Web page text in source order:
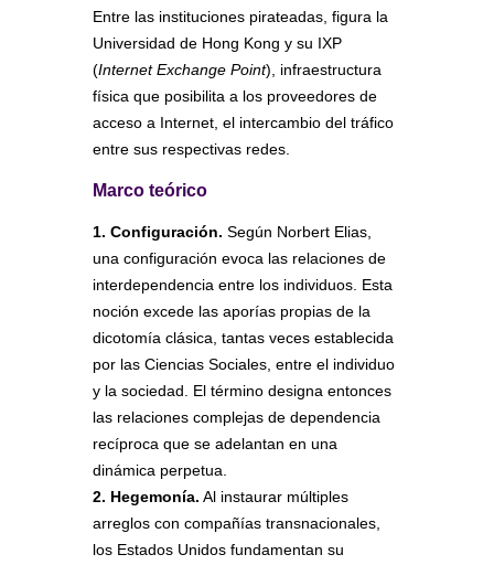
Entre las instituciones pirateadas, figura la
Universidad de Hong Kong y su IXP
(Internet Exchange Point), infraestructura
física que posibilita a los proveedores de
acceso a Internet, el intercambio del tráfico
entre sus respectivas redes.
Marco teórico
1. Configuración. Según Norbert Elias,
una configuración evoca las relaciones de
interdependencia entre los individuos. Esta
noción excede las aporías propias de la
dicotomía clásica, tantas veces establecida
por las Ciencias Sociales, entre el individuo
y la sociedad. El término designa entonces
las relaciones complejas de dependencia
recíproca que se adelantan en una
dinámica perpetua.
2. Hegemonía. Al instaurar múltiples
arreglos con compañías transnacionales,
los Estados Unidos fundamentan su